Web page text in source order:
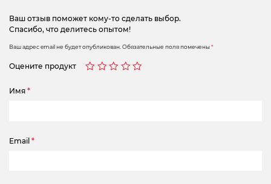
Ваш отзыв поможет кому-то сделать выбор.
Спасибо, что делитесь опытом!
Ваш адрес email не будет опубликован. Обязательные поля помечены*
Оцените продукт
Имя *
Email *